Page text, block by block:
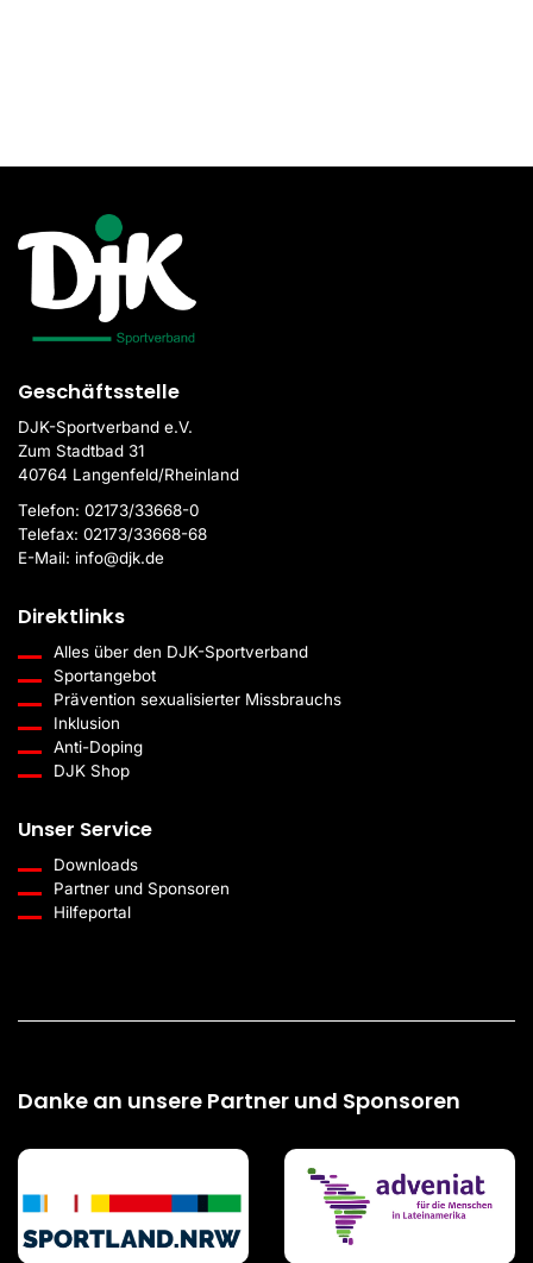
Geschäftsstelle
DJK-Sportverband e.V.
Zum Stadtbad 31
40764 Langenfeld/Rheinland
Telefon: 02173/33668-0
Telefax: 02173/33668-68
E-Mail: info@djk.de
Direktlinks
Alles über den DJK-Sportverband
Sportangebot
Prävention sexualisierter Missbrauchs
Inklusion
Anti-Doping
DJK Shop
Unser Service
Downloads
Partner und Sponsoren
Hilfeportal
Danke an unsere Partner und Sponsoren